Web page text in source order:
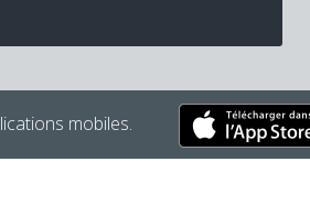
mobiles.